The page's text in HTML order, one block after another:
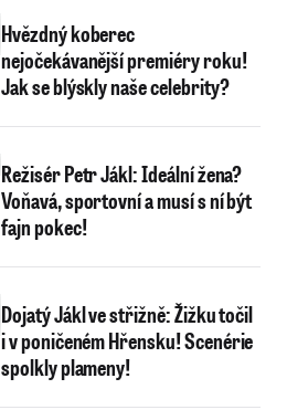
Hvězdný koberec
nejočekávanější premiéry roku!
Jak se blýskly naše celebrity?
Režisér Petr Jákl: Ideální žena?
Voňavá, sportovní a musí s ní být
fajn pokec!
Dojatý Jákl ve střižně: Žižku točil
i v poničeném Hřensku! Scenérie
spolkly plameny!